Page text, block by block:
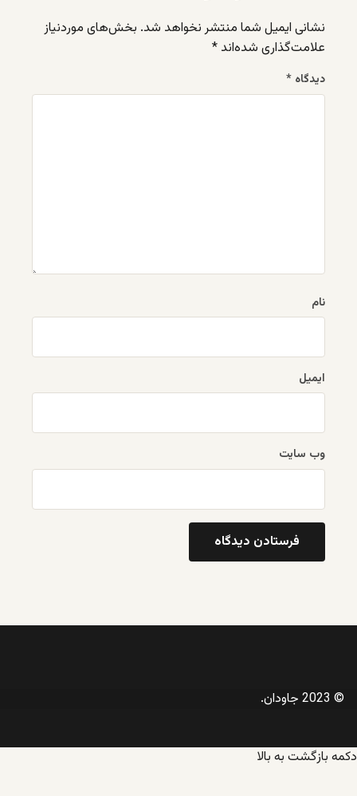
نشانی ایمیل شما منتشر نخواهد شد. بخش‌های موردنیاز
علامت‌گذاری شده‌اند *
دیدگاه *
نام
ایمیل
وب‌ سایت
© 2023 جاودان.
دکمه بازگشت به بالا